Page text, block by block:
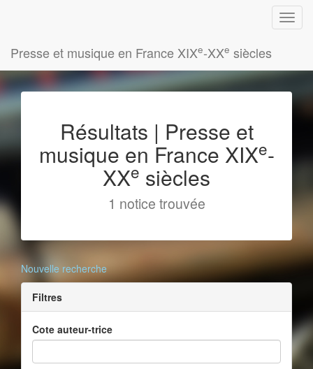
Presse et musique en France XIXe-XXe siècles
Résultats | Presse et
musique en France XIXe-
XXe siècles
1 notice trouvée
Nouvelle recherche
Filtres
Cote auteur-trice